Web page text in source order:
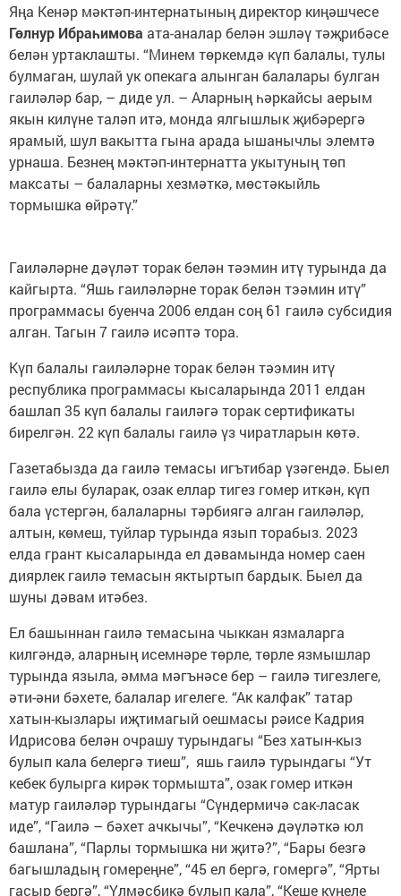
Яңа Кенәр мәктәп-интернатының директор киңәшчесе
Гөлнур Ибраһимова ата-аналар белән эшләү тәҗрибәсе
белән уртаклашты. “Минем төркемдә күп балалы, тулы
булмаган, шулай ук опекага алынган балалары булган
гаиләләр бар, – диде ул. – Аларның һәркайсы аерым
якын килүне таләп итә, монда ялгышлык җибәрергә
ярамый, шул вакытта гына арада ышанычлы элемтә
урнаша. Безнең мәктәп-интернатта укытуның төп
максаты – балаларны хезмәткә, мөстәкыйль
тормышка өйрәтү.”
Гаиләләрне дәүләт торак белән тәэмин итү турында да
кайгырта. “Яшь гаиләләрне торак белән тэәмин итү”
программасы буенча 2006 елдан соң 61 гаилә субсидия
алган. Тагын 7 гаилә исәптә тора.
Күп балалы гаиләләрне торак белән тәэмин итү
республика программасы кысаларында 2011 елдан
башлап 35 күп балалы гаиләгә торак сертификаты
бирелгән. 22 күп балалы гаилә үз чиратларын көтә.
Газетабызда да гаилә темасы игътибар үзәгендә. Быел
гаилә елы буларак, озак еллар тигез гомер иткән, күп
бала үстергән, балаларны тәрбиягә алган гаиләләр,
алтын, көмеш, туйлар турында язып торабыз. 2023
елда грант кысаларында ел дәвамында номер саен
диярлек гаилә темасын яктыртып бардык. Быел да
шуны дәвам итәбез.
Ел башыннан гаилә темасына чыккан язмаларга
килгәндә, аларның исемнәре төрле, төрле язмышлар
турында языла, әмма мәгънәсе бер – гаилә тигезлеге,
әти-әни бәхете, балалар игелеге. “Ак калфак” татар
хатын-кызлары иҗтимагый оешмасы рәисе Кадрия
Идрисова белән очрашу турындагы “Без хатын-кыз
булып кала белергә тиеш”, яшь гаилә турындагы “Ут
кебек булырга кирәк тормышта”, озак гомер иткән
матур гаиләләр турындагы “Сүндермичә сак-ласак
иде”, “Гаилә – бәхет ачкычы”, “Кечкенә дәүләткә юл
башлана”, “Парлы тормышка ни җитә?”, “Бары безгә
багышладың гомереңне”, “45 ел бергә, гомергә”, “Ярты
гасыр бергә”, “Үлмәсбикә булып кала”, “Кеше күңеле